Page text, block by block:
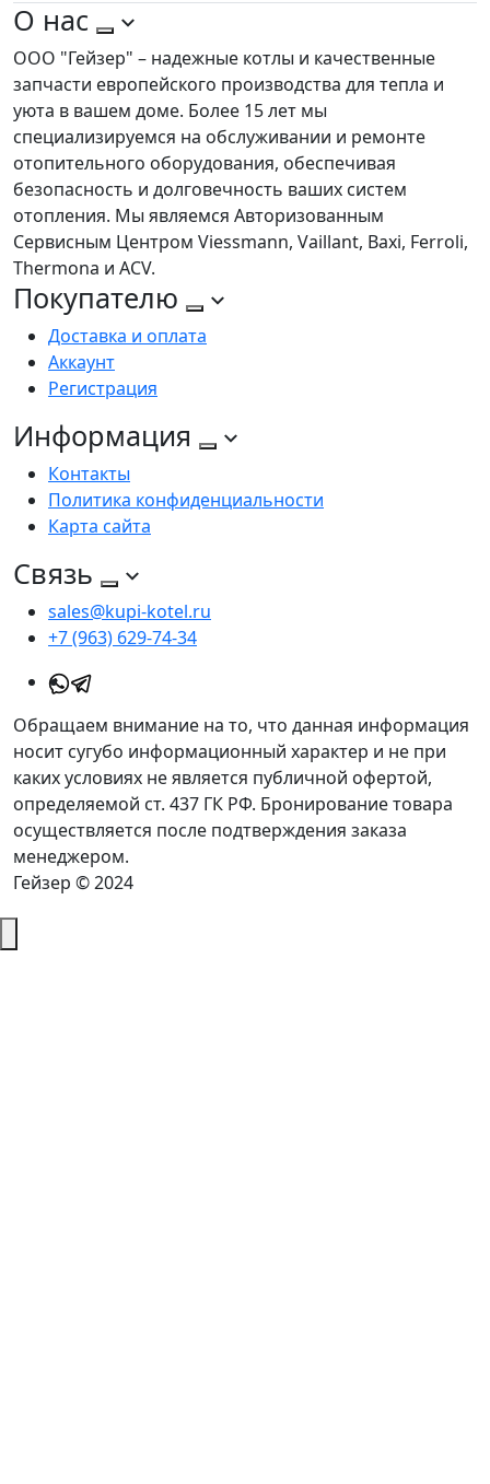
О нас
ООО "Гейзер" – надежные котлы и качественные
запчасти европейского производства для тепла и
уюта в вашем доме. Более 15 лет мы
специализируемся на обслуживании и ремонте
отопительного оборудования, обеспечивая
безопасность и долговечность ваших систем
отопления. Мы являемся Авторизованным
Сервисным Центром Viessmann, Vaillant, Baxi, Ferroli,
Thermona и ACV.
Покупателю
Доставка и оплата
Аккаунт
Регистрация
Информация
Контакты
Политика конфиденциальности
Карта сайта
Связь
sales@kupi-kotel.ru
+7 (963) 629-74-34
Обращаем внимание на то, что данная информация
носит сугубо информационный характер и не при
каких условиях не является публичной офертой,
определяемой ст. 437 ГК РФ. Бронирование товара
осуществляется после подтверждения заказа
менеджером.
Гейзер © 2024